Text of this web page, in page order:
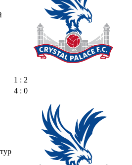
1 : 2
4 : 0